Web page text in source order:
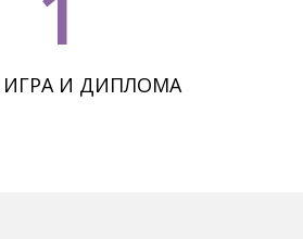
ИГРА И ДИПЛОМА